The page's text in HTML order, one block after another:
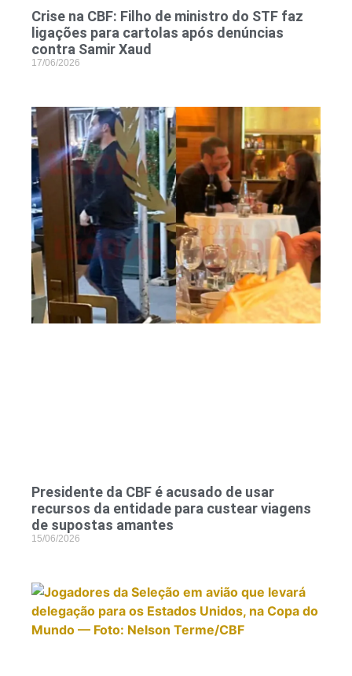
Crise na CBF: Filho de ministro do STF faz
ligações para cartolas após denúncias
contra Samir Xaud
17/06/2026
Presidente da CBF é acusado de usar
recursos da entidade para custear viagens
de supostas amantes
15/06/2026